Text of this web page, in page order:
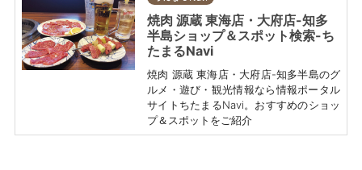
焼肉 源蔵 東海店・大府店-知多
半島ショップ＆スポット検索-ち
たまるNavi
焼肉 源蔵 東海店・大府店-知多半島のグ
ルメ・遊び・観光情報なら情報ポータル
サイトちたまるNavi。おすすめのショッ
プ＆スポットをご紹介